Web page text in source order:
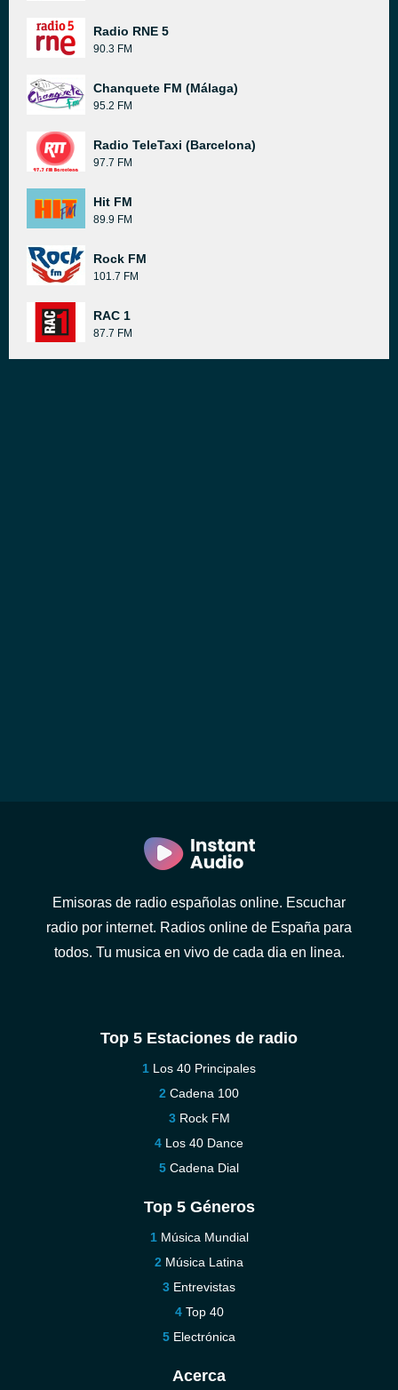
Radio RNE 5
90.3 FM
Chanquete FM (Málaga)
95.2 FM
Radio TeleTaxi (Barcelona)
97.7 FM
Hit FM
89.9 FM
Rock FM
101.7 FM
RAC 1
87.7 FM
Emisoras de radio españolas online. Escuchar
radio por internet. Radios online de España para
todos. Tu musica en vivo de cada dia en linea.
Top 5 Estaciones de radio
Los 40 Principales
Cadena 100
Rock FM
Los 40 Dance
Cadena Dial
Top 5 Géneros
Música Mundial
Música Latina
Entrevistas
Top 40
Electrónica
Acerca